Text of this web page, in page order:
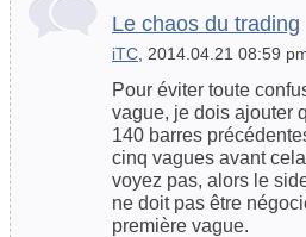
Le chaos du trading
iTC , 2014.04.21 08:59
Pour éviter toute
vague, je dois ajouter
140 barres
cinq vagues avant
voyez pas, alors le
ne doit pas être
première vague.